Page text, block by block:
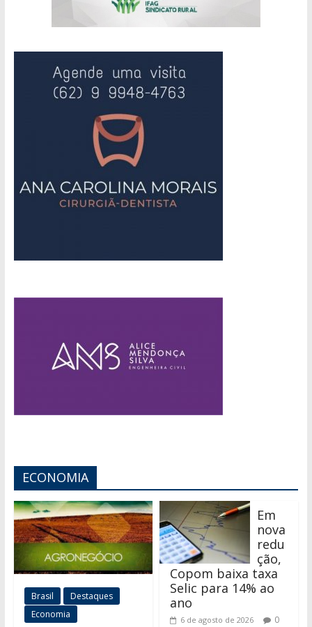
ECONOMIA
Brasil
Destaques
Economia
Em
nova
redu
ção,
Copom baixa taxa
Selic para 14% ao
ano
6 de agosto de 2026 0